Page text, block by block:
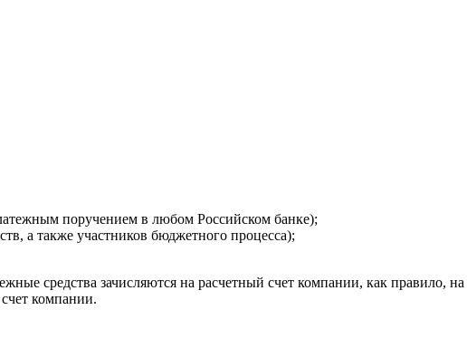
поручением в любом Российском банке);
а также участников бюджетного процесса);
средства зачисляются на расчетный счет компании, как правило,
компании.